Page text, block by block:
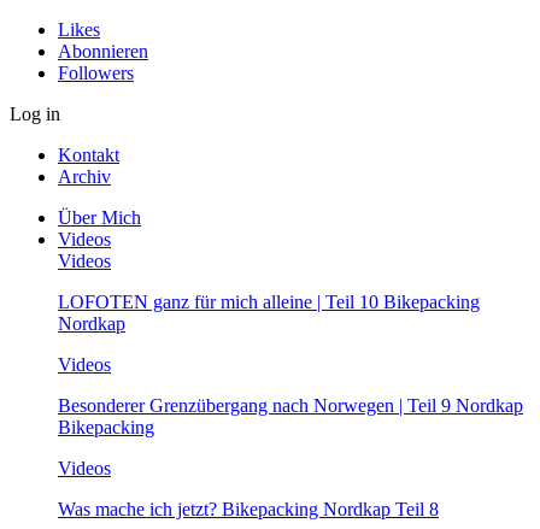
Likes
Abonnieren
Followers
Log in
Kontakt
Archiv
Über Mich
Videos
Videos
LOFOTEN ganz für mich alleine | Teil 10 Bikepacking
Nordkap
Videos
Besonderer Grenzübergang nach Norwegen | Teil 9 Nordkap
Bikepacking
Videos
Was mache ich jetzt? Bikepacking Nordkap Teil 8